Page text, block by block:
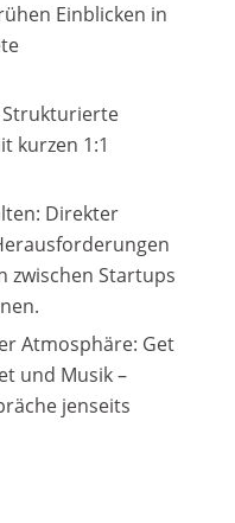
Einblicken in
Strukturierte
kurzen 1:1
Direkter
zwischen Startups
Atmosphäre: Get
und Musik –
jenseits